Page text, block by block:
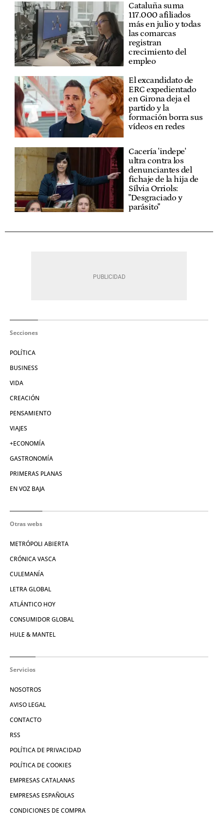
Cataluña suma
117.000 afiliados
más en julio y todas
las comarcas
registran
crecimiento del
empleo
El excandidato de
ERC expedientado
en Girona deja el
partido y la
formación borra sus
vídeos en redes
Cacería 'indepe'
ultra contra los
denunciantes del
fichaje de la hija de
Sílvia Orriols:
"Desgraciado y
parásito"
Secciones
POLÍTICA
BUSINESS
VIDA
CREACIÓN
PENSAMIENTO
VIAJES
+ECONOMÍA
GASTRONOMÍA
PRIMERAS PLANAS
EN VOZ BAJA
Otras webs
METRÓPOLI ABIERTA
CRÓNICA VASCA
CULEMANÍA
LETRA GLOBAL
ATLÁNTICO HOY
CONSUMIDOR GLOBAL
HULE & MANTEL
Servicios
NOSOTROS
AVISO LEGAL
CONTACTO
RSS
POLÍTICA DE PRIVACIDAD
POLÍTICA DE COOKIES
EMPRESAS CATALANAS
EMPRESAS ESPAÑOLAS
CONDICIONES DE COMPRA